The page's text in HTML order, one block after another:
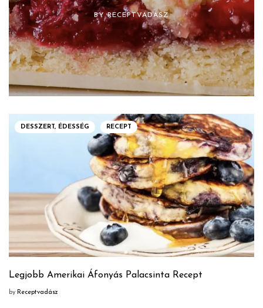
BYRECEPTVADÁSZ
DESSZERT, ÉDESSÉG RECEPT
Legjobb Amerikai Áfonyás Palacsinta Recept
by Receptvadász